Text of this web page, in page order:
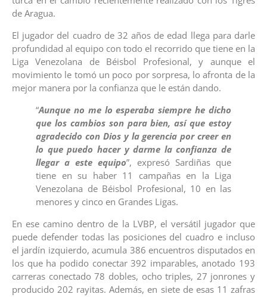
de Aragua.
El jugador del cuadro de 32 años de edad llega para darle
profundidad al equipo con todo el recorrido que tiene en la
Liga Venezolana de Béisbol Profesional, y aunque el
movimiento le tomó un poco por sorpresa, lo afronta de la
mejor manera por la confianza que le están dando.
“Aunque no me lo esperaba siempre he dicho
que los cambios son para bien, así que estoy
agradecido con Dios y la gerencia por creer en
lo que puedo hacer y darme la confianza de
llegar a este equipo”, expresó Sardiñas que
tiene en su haber 11 campañas en la Liga
Venezolana de Béisbol Profesional, 10 en las
menores y cinco en Grandes Ligas.
En ese camino dentro de la LVBP, el versátil jugador que
puede defender todas las posiciones del cuadro e incluso
el jardín izquierdo, acumula 386 encuentros disputados en
los que ha podido conectar 392 imparables, anotado 193
carreras conectado 78 dobles, ocho triples, 27 jonrones y
producido 202 rayitas. Además, en siete de esas 11 zafras